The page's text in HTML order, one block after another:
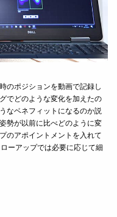
のポジションを動画で記録し
でどのような変化を加えたの
なベネフィットになるのか説
勢が以前に比べどのように変
のアポイントメントを入れて
ーアップでは必要に応じて細